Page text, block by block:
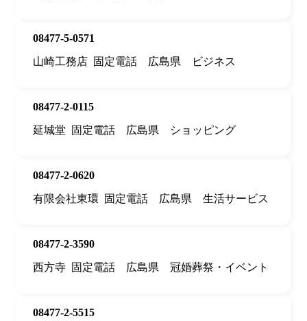
08477-5-0571
山崎工務店 固定電話 広島県 ビジネス
08477-2-0115
延城堂
固定電話 広島県 ショッピング
08477-2-0620
有限会社東環
固定電話 広島県 生活サービス
08477-2-3590
西方寺 固定電話 広島県 冠婚葬祭・イベント
08477-2-5515